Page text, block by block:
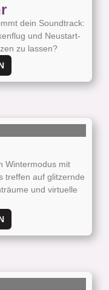
dein Soundtrack:
und Neustart-
zu lassen?
Wintermodus mit
treffen auf glitzernde
und virtuelle